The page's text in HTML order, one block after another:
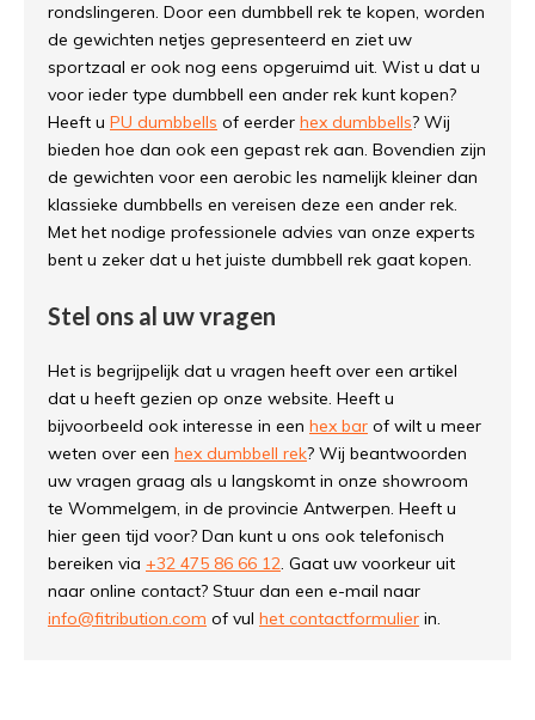
rondslingeren. Door een dumbbell rek te kopen, worden
de gewichten netjes gepresenteerd en ziet uw
sportzaal er ook nog eens opgeruimd uit. Wist u dat u
voor ieder type dumbbell een ander rek kunt kopen?
Heeft u PU dumbbells of eerder hex dumbbells? Wij
bieden hoe dan ook een gepast rek aan. Bovendien zijn
de gewichten voor een aerobic les namelijk kleiner dan
klassieke dumbbells en vereisen deze een ander rek.
Met het nodige professionele advies van onze experts
bent u zeker dat u het juiste dumbbell rek gaat kopen.
Stel ons al uw vragen
Het is begrijpelijk dat u vragen heeft over een artikel
dat u heeft gezien op onze website. Heeft u
bijvoorbeeld ook interesse in een hex bar of wilt u meer
weten over een hex dumbbell rek? Wij beantwoorden
uw vragen graag als u langskomt in onze showroom
te Wommelgem, in de provincie Antwerpen. Heeft u
hier geen tijd voor? Dan kunt u ons ook telefonisch
bereiken via +32 475 86 66 12. Gaat uw voorkeur uit
naar online contact? Stuur dan een e-mail naar
info@fitribution.com of vul het contactformulier in.